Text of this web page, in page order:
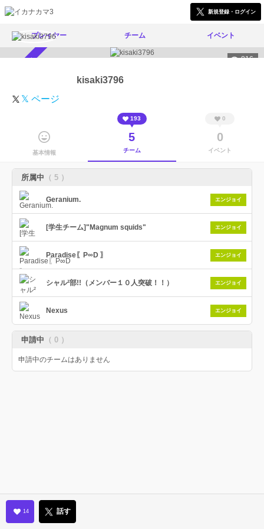
新規登録・ログイン
プレイヤー チーム イベント
816
kisaki3796
𝕏 ページ
基本情報
193
5
チーム
0
0
イベント
所属中 （ 5 ）
Geranium. エンジョイ
[学生チーム]"Magnum squids" エンジョイ
Paradise〖P∞D 〗 エンジョイ
シャル²部!!（メンバー１０人突破！！） エンジョイ
Nexus エンジョイ
申請中 （ 0 ）
申請中のチームはありません
14 話す